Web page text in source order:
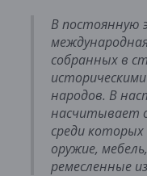
В постоянную
собранных в
народов. В
насчитывает
среди
оружие,
ремесленные